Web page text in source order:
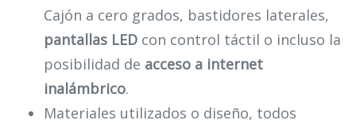
Cajón a cero grados, bastidores laterales,
pantallas LED con control táctil o incluso la
posibilidad de acceso a internet
inalámbrico.
Materiales utilizados o diseño, todos